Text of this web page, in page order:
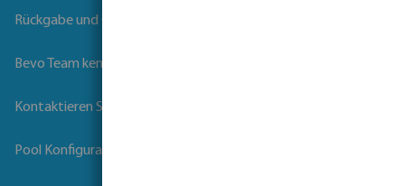
Rückgabe und Garantie
Bevo Team kennenlernen
Kontaktieren Sie uns
Pool Konfigurator